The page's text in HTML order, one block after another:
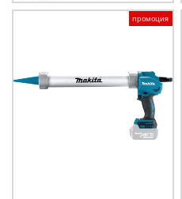
промоция